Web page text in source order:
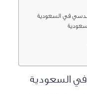
في السعودية
السعودية